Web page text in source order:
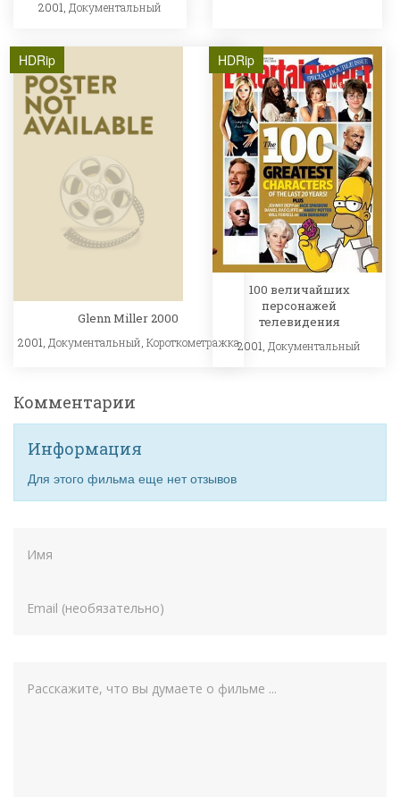
2001, Документальный
HDRip
Glenn Miller 2000
2001, Документальный Короткометражка
HDRip
100 величайших
персонажей
телевидения
2001, Документальный
Комментарии
Информация
Для этого фильма еще нет отзывов